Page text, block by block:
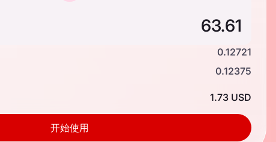
0.12721
0.12375
1.73 USD
开始使用